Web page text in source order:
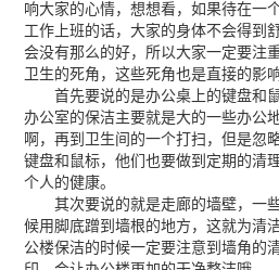
响大家的心情，想想看，如果待在一
工作上班的话，大家的身体不会得到
会没有那么的好，所以大家一定要注
卫生的死角，这些死角也是直接的影
首先要说的是办公桌上的键盘和鼠
办公室的保洁主要就是大的一些办公
啊，再到卫生间的一个打扫，但是忽
键盘和鼠标，他们也要做到定期的清
个人的健康。
其次要说的就是走廊的墙壁，一
候用脚底蹭到墙根的地方，这就为清
公楼保洁的时候一定要注意到墙角的